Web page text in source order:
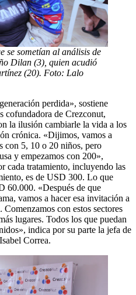
se sometían al análisis de
Dilan (3), quien acudió
(20). Foto: Lalo
perdida», sostiene
cofundadora de Crezconut,
la ilusión cambiarle la vida a los
crónica. «Dijimos, vamos a
con 5, 10 o 20 niños, pero
y empezamos con 200»,
cada tratamiento, incluyendo las
es de USD 300. Lo que
60.000. «Después de que
vamos a hacer esa invitación a
Comenzamos con estos sectores
lugares. Todos los que puedan
indica por su parte la jefa de
Correa.